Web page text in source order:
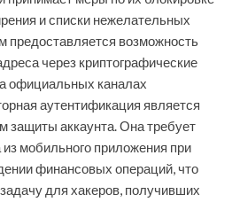
и списки нежелательных
предоставляется возможность
через криптографические
официальных каналах
аутентификация является
защиты аккаунта. Она требует
из мобильного приложения при
финансовых операций, что
для хакеров, получивших